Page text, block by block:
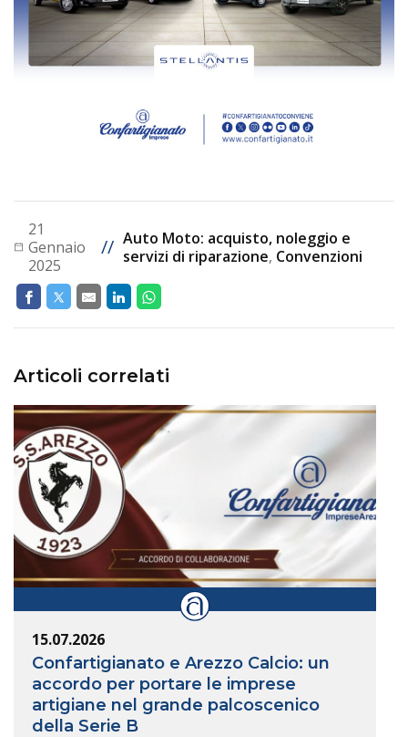
21
Gennaio
2025
// Auto Moto: acquisto, noleggio e
servizi di riparazione, Convenzioni
Articoli correlati
15.07.2026
Confartigianato e Arezzo Calcio: un
accordo per portare le imprese
artigiane nel grande palcoscenico
della Serie B